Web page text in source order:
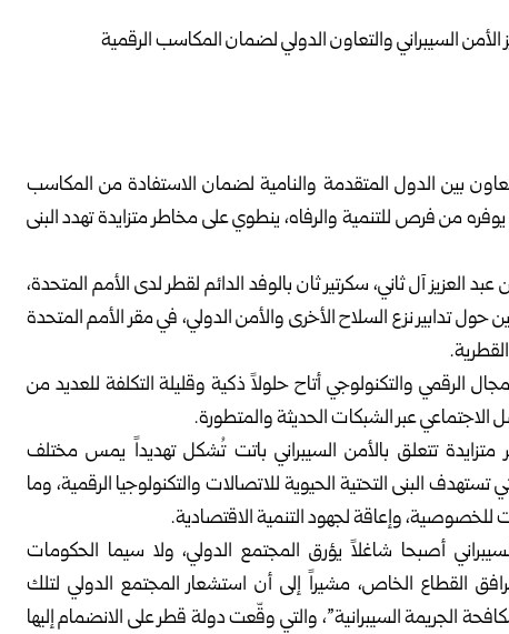
بين الدول المتقدمة والنامية لضمان الاستفادة من المكاسب
يوفره من فرص للتنمية والرفاه، ينطوي على مخاطر متزايدة تهدد البنى
العزيز آل ثاني، سكرتير ثان بالوفد الدائم لقطر لدى الأمم المتحدة،
حول تدابير نزع السلاح الأخرى والأمن الدولي، في مقر الأمم المتحدة
الرقمي والتكنولوجي أتاح حلولاً ذكية وقليلة التكلفة للعديد من
الاجتماعي عبر الشبكات الحديثة والمتطورة.
تتعلق بالأمن السيبراني باتت تُشكل تهديداً يمس مختلف
البنى التحتية الحيوية للاتصالات والتكنولوجيا الرقمية، وما
للخصوصية، وإعاقة لجهود التنمية الاقتصادية.
أصبحا شاغلاً يؤرق المجتمع الدولي، ولا سيما الحكومات
القطاع الخاص، مشيراً إلى أن استشعار المجتمع الدولي لتلك
الجريمة السيبرانية”، والتي وقّعت دولة قطر على الانضمام إليها